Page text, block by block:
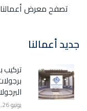
تصفح معرض أعمالنا
جديد أعمالنا
يونيو 26, 2023